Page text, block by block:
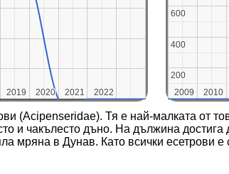
2019
2019 2020
2020 2021
2021 2022
2022 2009
2009 2010
2010
200
200
400
400
600
600
(Acipenseridae). Тя е най-малката от
и чакълесто дъно. На дължина
мряна в Дунав. Като всички есетрови